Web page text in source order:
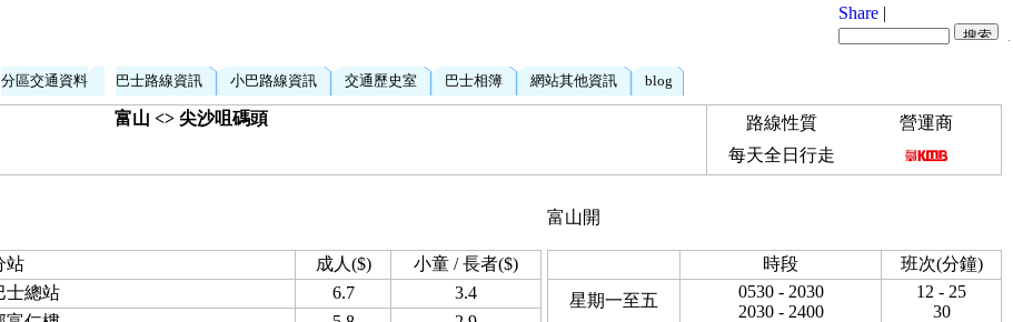
Share |
分區交通資料 巴士路線資訊 小巴路線資訊 交通歷史室 巴士相簿 網站其他資訊 blog
富山 <> 尖沙咀碼頭 路線性質
營運商
每天全日行走
站 成人($)
小童 / 長者($)
士總站 6.7
3.4
富山開
時段
班次(分鐘)
星期一至五
0530 - 2030
2030 - 2400
12 - 25
30